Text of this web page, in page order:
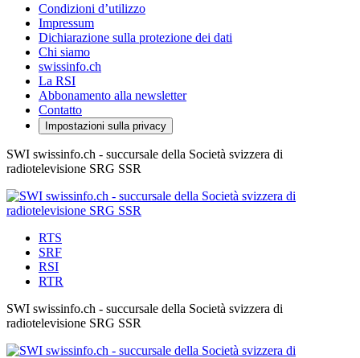
Condizioni d’utilizzo
Impressum
Dichiarazione sulla protezione dei dati
Chi siamo
swissinfo.ch
La RSI
Abbonamento alla newsletter
Contatto
Impostazioni sulla privacy
SWI swissinfo.ch - succursale della Società svizzera di
radiotelevisione SRG SSR
RTS
SRF
RSI
RTR
SWI swissinfo.ch - succursale della Società svizzera di
radiotelevisione SRG SSR